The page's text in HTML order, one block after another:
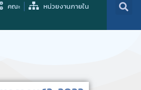
คณะ หน่วยงานภายใน